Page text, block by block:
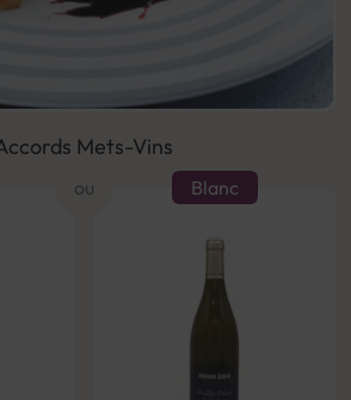
Mets-Vins
ou Blanc